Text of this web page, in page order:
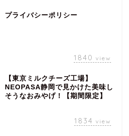
プライバシーポリシー
1840 view
【東京ミルクチーズ工場】
NEOPASA静岡で見かけた美味し
そうなおみやげ！【期間限定】
1834 view